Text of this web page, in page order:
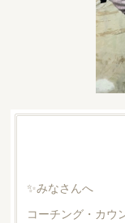
✨みなさんへ
コーチング・カウ